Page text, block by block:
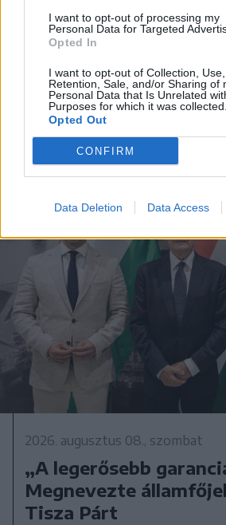
I want to opt-out of processing my
Personal Data for Targeted
Opted In
I want to opt-out of Collection, Use,
Retention, Sale, and/or Sharing of
Personal Data that Is Unrelated
Purposes for which it was collected.
Opted Out
CONFIRM
Data Deletion Data Access
végül Bulgáriában
2026. augusztus 08., szombat
„A legerősebb
Megnevezte
Tisza Párt